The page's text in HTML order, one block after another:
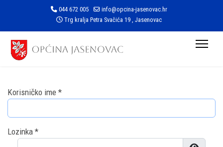
044 672 005
info@opcina-jasenovac.hr
Trg kralja Petra Svačića 19 , Jasenovac
Korisničko ime *
Lozinka *